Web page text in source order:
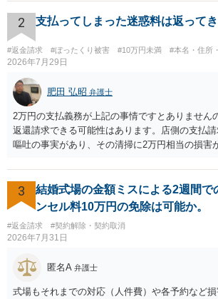
る場合があるかと思われます。
2 支払ってしまった迷惑料は返って
#返金請求 #ぼったくり被害 #10万円未満 #本名・住所
2026年7月29日
肥田 弘昭 弁護士
2万円の支払義務が上記の事情ですとありません
返還請求できる可能性はあります。店側の支払請
嘔吐の事実があり、その清掃に2万円相当の損害
3
結婚式場の金額ミスによる2週間で
ンセル料10万円の免除は可能か。
#返金請求 #契約解除・契約取消
2026年7月31日
匿名A 弁護士
式場もそれまでの対応（人件費）や各予約など